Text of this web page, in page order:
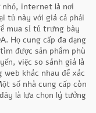
nhỏ, internet là nơi
tủ này với giá cả phải
mua sỉ tủ trưng bày
Họ cung cấp đa dạng
được sản phẩm phù
việc so sánh giá là
khác nhau để xác
số nhà cung cấp còn
là lựa chọn lý tưởng